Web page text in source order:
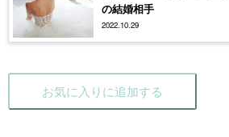
の結婚相手
2022.10.29
お気に入りに追加する